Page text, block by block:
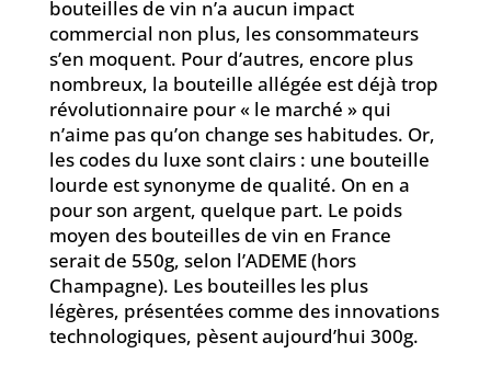
bouteilles de vin n’a aucun impact
commercial non plus, les consommateurs
s’en moquent. Pour d’autres, encore plus
nombreux, la bouteille allégée est déjà trop
révolutionnaire pour « le marché » qui
n’aime pas qu’on change ses habitudes. Or,
les codes du luxe sont clairs : une bouteille
lourde est synonyme de qualité. On en a
pour son argent, quelque part. Le poids
moyen des bouteilles de vin en France
serait de 550g, selon l’ADEME (hors
Champagne). Les bouteilles les plus
légères, présentées comme des innovations
technologiques, pèsent aujourd’hui 300g.